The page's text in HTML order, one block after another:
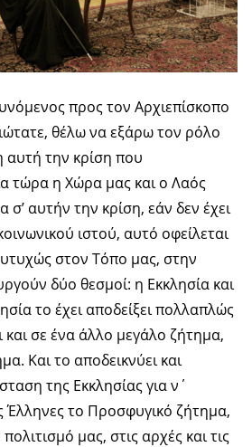
προς τον Αρχιεπίσκοπο
θέλω να εξάρω τον ρόλο
αυτή την κρίση που
τώρα η Χώρα μας και ο Λαός
σ’ αυτήν την κρίση, εάν δεν έχει
ιστού, αυτό οφείλεται
στον Τόπο μας, στην
δύο θεσμοί: η Εκκλησία και
το έχει αποδείξει πολλαπλώς
και σε ένα άλλο μεγάλο ζήτημα,
Και το αποδεικνύει και
της Εκκλησίας για ν΄
Έλληνες το Προσφυγικό ζήτημα,
μας, στις αρχές και τις